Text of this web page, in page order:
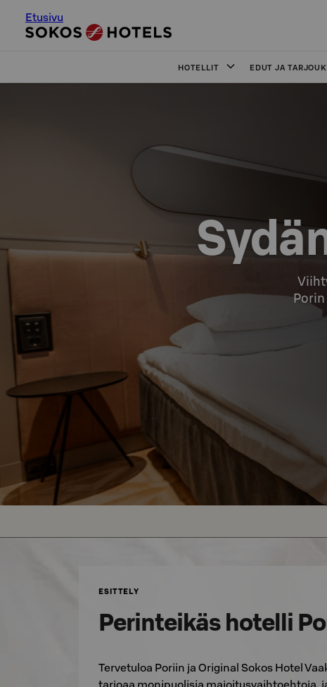
Etusivu
HOTELLIT EDUT JA
ESITTELY
Perinteikäs hotelli
Tervetuloa Poriin ja Original Sokos Hotel
tarjoaa monipuolisia majoitusvaihtoehtoja,